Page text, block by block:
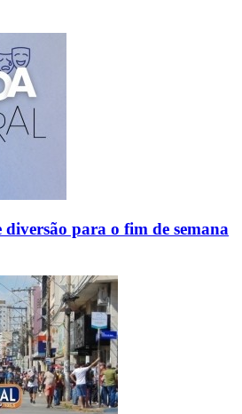
diversão para o fim de semana